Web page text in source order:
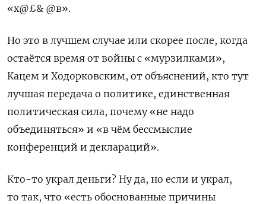
«х@£& @в».
Но это в лучшем случае или скорее после, когда
остаётся время от войны с «мурзилками»,
Кацем и Ходорковским, от объяснений, кто тут
лучшая передача о политике, единственная
политическая сила, почему «не надо
объединяться» и «в чём бессмыслие
конференций и деклараций».
Кто-то украл деньги? Ну да, но если и украл,
то так, что «есть обоснованные причины